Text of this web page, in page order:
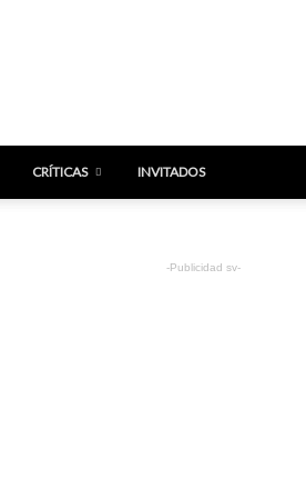
CRÍTICAS INVITADOS
-Publicidad sv-